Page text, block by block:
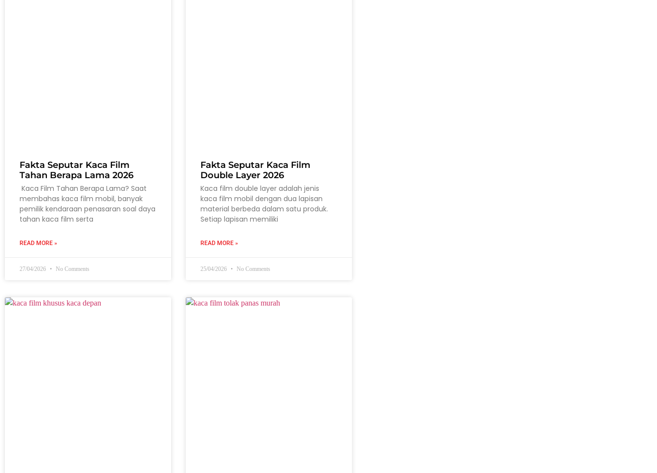
Fakta Seputar Kaca Film
Tahan Berapa Lama 2026
Kaca Film Tahan Berapa Lama? Saat
membahas kaca film mobil, banyak
pemilik kendaraan penasaran soal daya
tahan kaca film serta
READ MORE »
27/04/2026 No Comments
Fakta Seputar Kaca Film
Double Layer 2026
Kaca film double layer adalah jenis
kaca film mobil dengan dua lapisan
material berbeda dalam satu produk.
Setiap lapisan memiliki
READ MORE »
25/04/2026 No Comments